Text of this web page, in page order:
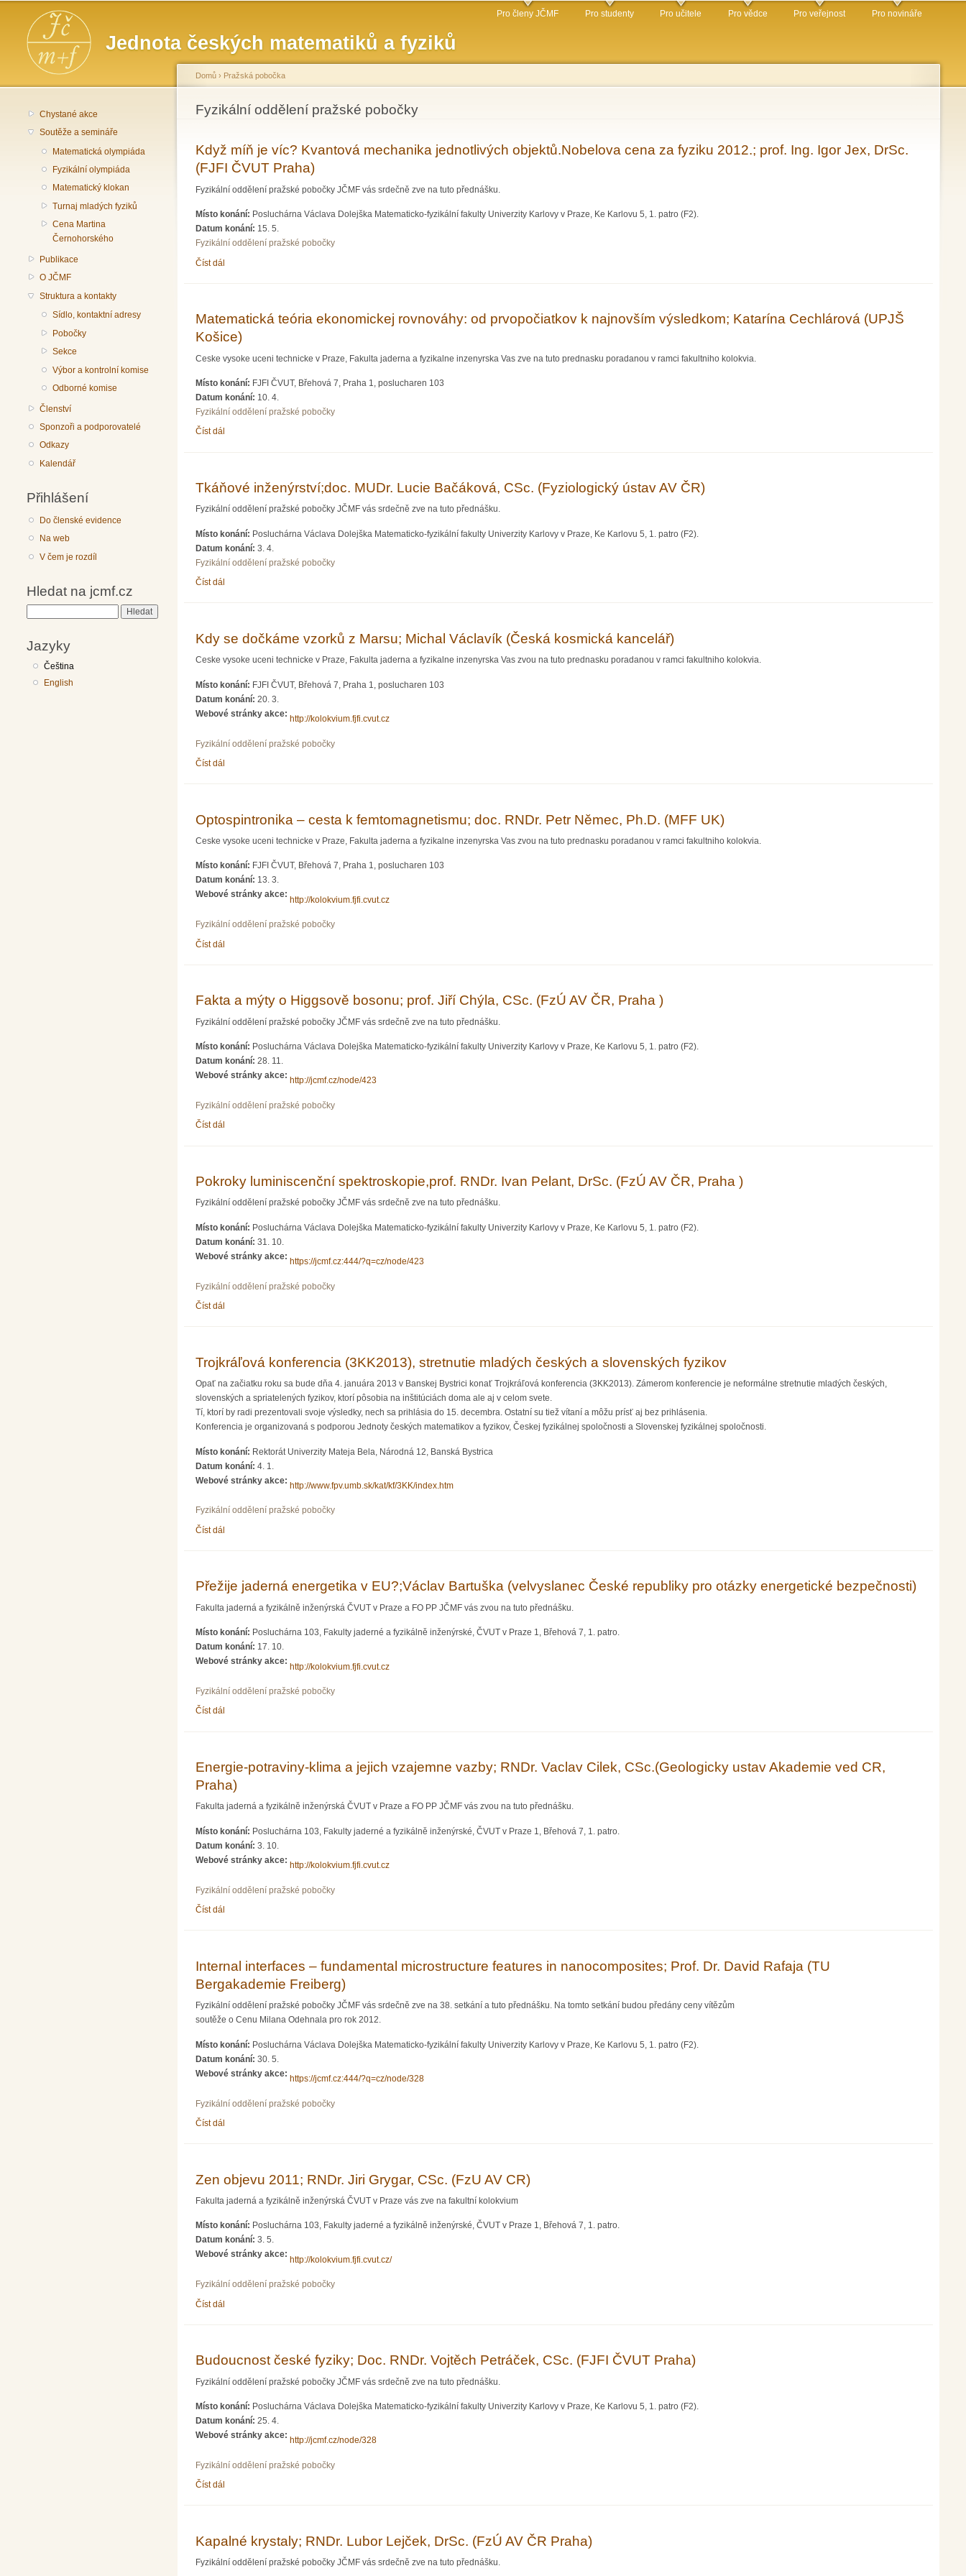
obsahu
Jednota českých matematiků a fyziků
Hlavní menu Pro členy JČMF Pro studenty Pro učitele Pro vědce Pro veřejnost Pro novináře
Chystané akce
Soutěže a semináře
Matematická olympiáda
Fyzikální olympiáda
Matematický klokan
Turnaj mladých fyziků
Cena Martina
Černohorského
Publikace
O JČMF
Struktura a kontakty
Sídlo, kontaktní adresy
Pobočky
Sekce
Výbor a kontrolní komise
Odborné komise
Členství
Sponzoři a podporovatelé
Odkazy
Kalendář
Přihlášení
Do členské evidence
Na web
V čem je rozdíl
Hledat na jcmf.cz
Jazyky
Čeština
English
Jste zde
Domů › Pražská pobočka
Fyzikální oddělení pražské pobočky
Když míň je víc? Kvantová mechanika jednotlivých objektů.Nobelova cena za fyziku 2012.; prof. Ing. Igor Jex, DrSc.
(FJFI ČVUT Praha)
Fyzikální oddělení pražské pobočky JČMF vás srdečně zve na tuto přednášku.
Místo konání: Posluchárna Václava Dolejška Matematicko-fyzikální fakulty Univerzity Karlovy v Praze, Ke Karlovu 5, 1. patro (F2).
Datum konání: 15. 5.
Fyzikální oddělení pražské pobočky
Číst dál
Matematická teória ekonomickej rovnováhy: od prvopočiatkov k najnovším výsledkom; Katarína Cechlárová (UPJŠ
Košice)
Ceske vysoke uceni technicke v Praze, Fakulta jaderna a fyzikalne inzenyrska Vas zve na tuto prednasku poradanou v ramci fakultniho kolokvia.
Místo konání: FJFI ČVUT, Břehová 7, Praha 1, poslucharen 103
Datum konání: 10. 4.
Fyzikální oddělení pražské pobočky
Číst dál
Tkáňové inženýrství;doc. MUDr. Lucie Bačáková, CSc. (Fyziologický ústav AV ČR)
Fyzikální oddělení pražské pobočky JČMF vás srdečně zve na tuto přednášku.
Místo konání: Posluchárna Václava Dolejška Matematicko-fyzikální fakulty Univerzity Karlovy v Praze, Ke Karlovu 5, 1. patro (F2).
Datum konání: 3. 4.
Fyzikální oddělení pražské pobočky
Číst dál
Kdy se dočkáme vzorků z Marsu; Michal Václavík (Česká kosmická kancelář)
Ceske vysoke uceni technicke v Praze, Fakulta jaderna a fyzikalne inzenyrska Vas zvou na tuto prednasku poradanou v ramci fakultniho kolokvia.
Místo konání: FJFI ČVUT, Břehová 7, Praha 1, poslucharen 103
Datum konání: 20. 3.
Webové stránky akce:
http://kolokvium.fjfi.cvut.cz
Fyzikální oddělení pražské pobočky
Číst dál
Optospintronika – cesta k femtomagnetismu; doc. RNDr. Petr Němec, Ph.D. (MFF UK)
Ceske vysoke uceni technicke v Praze, Fakulta jaderna a fyzikalne inzenyrska Vas zvou na tuto prednasku poradanou v ramci fakultniho kolokvia.
Místo konání: FJFI ČVUT, Břehová 7, Praha 1, poslucharen 103
Datum konání: 13. 3.
Webové stránky akce:
http://kolokvium.fjfi.cvut.cz
Fyzikální oddělení pražské pobočky
Číst dál
Fakta a mýty o Higgsově bosonu; prof. Jiří Chýla, CSc. (FzÚ AV ČR, Praha )
Fyzikální oddělení pražské pobočky JČMF vás srdečně zve na tuto přednášku.
Místo konání: Posluchárna Václava Dolejška Matematicko-fyzikální fakulty Univerzity Karlovy v Praze, Ke Karlovu 5, 1. patro (F2).
Datum konání: 28. 11.
Webové stránky akce:
http://jcmf.cz/node/423
Fyzikální oddělení pražské pobočky
Číst dál
Pokroky luminiscenční spektroskopie,prof. RNDr. Ivan Pelant, DrSc. (FzÚ AV ČR, Praha )
Fyzikální oddělení pražské pobočky JČMF vás srdečně zve na tuto přednášku.
Místo konání: Posluchárna Václava Dolejška Matematicko-fyzikální fakulty Univerzity Karlovy v Praze, Ke Karlovu 5, 1. patro (F2).
Datum konání: 31. 10.
Webové stránky akce:
https://jcmf.cz:444/?q=cz/node/423
Fyzikální oddělení pražské pobočky
Číst dál
Trojkráľová konferencia (3KK2013), stretnutie mladých českých a slovenských fyzikov
Opať na začiatku roku sa bude dňa 4. januára 2013 v Banskej Bystrici konať Trojkráľová konferencia (3KK2013). Zámerom konferencie je neformálne stretnutie mladých českých,
slovenských a spriatelených fyzikov, ktorí pôsobia na inštitúciách doma ale aj v celom svete.
Tí, ktorí by radi prezentovali svoje výsledky, nech sa prihlásia do 15. decembra. Ostatní su tiež vítaní a môžu prísť aj bez prihlásenia.
Konferencia je organizovaná s podporou Jednoty českých matematikov a fyzikov, Českej fyzikálnej spoločnosti a Slovenskej fyzikálnej spoločnosti.
Místo konání: Rektorát Univerzity Mateja Bela, Národná 12, Banská Bystrica
Datum konání: 4. 1.
Webové stránky akce:
http://www.fpv.umb.sk/kat/kf/3KK/index.htm
Fyzikální oddělení pražské pobočky
Číst dál
Přežije jaderná energetika v EU?;Václav Bartuška (velvyslanec České republiky pro otázky energetické bezpečnosti)
Fakulta jaderná a fyzikálně inženýrská ČVUT v Praze a FO PP JČMF vás zvou na tuto přednášku.
Místo konání: Posluchárna 103, Fakulty jaderné a fyzikálně inženýrské, ČVUT v Praze 1, Břehová 7, 1. patro.
Datum konání: 17. 10.
Webové stránky akce:
http://kolokvium.fjfi.cvut.cz
Fyzikální oddělení pražské pobočky
Číst dál
Energie-potraviny-klima a jejich vzajemne vazby; RNDr. Vaclav Ci­lek, CSc.(Geologicky ustav Akademie ved CR,
Praha)
Fakulta jaderná a fyzikálně inženýrská ČVUT v Praze a FO PP JČMF vás zvou na tuto přednášku.
Místo konání: Posluchárna 103, Fakulty jaderné a fyzikálně inženýrské, ČVUT v Praze 1, Břehová 7, 1. patro.
Datum konání: 3. 10.
Webové stránky akce:
http://kolokvium.fjfi.cvut.cz
Fyzikální oddělení pražské pobočky
Číst dál
Internal interfaces – fundamental microstructure features in nanocomposites; Prof. Dr. David Rafaja (TU
Bergakademie Freiberg)
Fyzikální oddělení pražské pobočky JČMF vás srdečně zve na 38. setkání a tuto přednášku. Na tomto setkání budou předány ceny vítězům
soutěže o Cenu Milana Odehnala pro rok 2012.
Místo konání: Posluchárna Václava Dolejška Matematicko-fyzikální fakulty Univerzity Karlovy v Praze, Ke Karlovu 5, 1. patro (F2).
Datum konání: 30. 5.
Webové stránky akce:
https://jcmf.cz:444/?q=cz/node/328
Fyzikální oddělení pražské pobočky
Číst dál
Zen objevu 2011; RNDr. Jiri Grygar, CSc. (FzU AV CR)
Fakulta jaderná a fyzikálně inženýrská ČVUT v Praze vás zve na fakultní kolokvium
Místo konání: Posluchárna 103, Fakulty jaderné a fyzikálně inženýrské, ČVUT v Praze 1, Břehová 7, 1. patro.
Datum konání: 3. 5.
Webové stránky akce:
http://kolokvium.fjfi.cvut.cz/
Fyzikální oddělení pražské pobočky
Číst dál
Budoucnost české fyziky; Doc. RNDr. Vojtěch Petráček, CSc. (FJFI ČVUT Praha)
Fyzikální oddělení pražské pobočky JČMF vás srdečně zve na tuto přednášku.
Místo konání: Posluchárna Václava Dolejška Matematicko-fyzikální fakulty Univerzity Karlovy v Praze, Ke Karlovu 5, 1. patro (F2).
Datum konání: 25. 4.
Webové stránky akce:
http://jcmf.cz/node/328
Fyzikální oddělení pražské pobočky
Číst dál
Kapalné krystaly; RNDr. Lubor Lejček, DrSc. (FzÚ AV ČR Praha)
Fyzikální oddělení pražské pobočky JČMF vás srdečně zve na tuto přednášku.